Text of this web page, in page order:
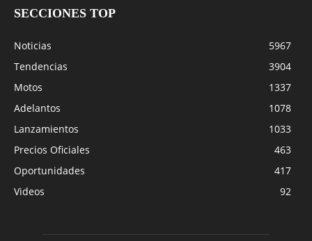
SECCIONES TOP
Noticias
5967
Tendencias
3904
Motos
1337
Adelantos
1078
Lanzamientos
1033
Precios Oficiales
463
Oportunidades
417
Videos
92